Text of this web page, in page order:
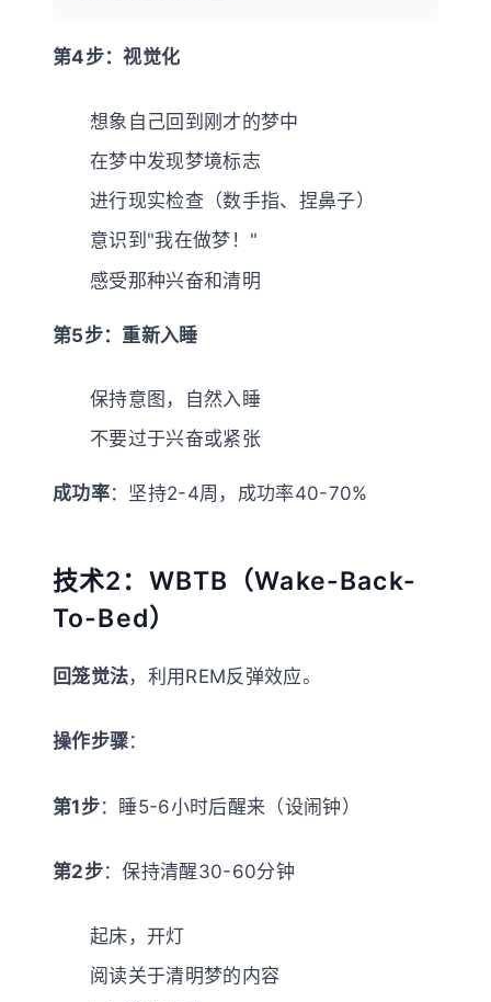
第4步：视觉化
想象自己回到刚才的梦中
在梦中发现梦境标志
进行现实检查（数手指、捏鼻子）
意识到"我在做梦！"
感受那种兴奋和清明
第5步：重新入睡
保持意图，自然入睡
不要过于兴奋或紧张
成功率：坚持2-4周，成功率40-70%
技术2：WBTB（Wake-Back-
To-Bed）
回笼觉法，利用REM反弹效应。
操作步骤：
第1步：睡5-6小时后醒来（设闹钟）
第2步：保持清醒30-60分钟
起床，开灯
阅读关于清明梦的内容